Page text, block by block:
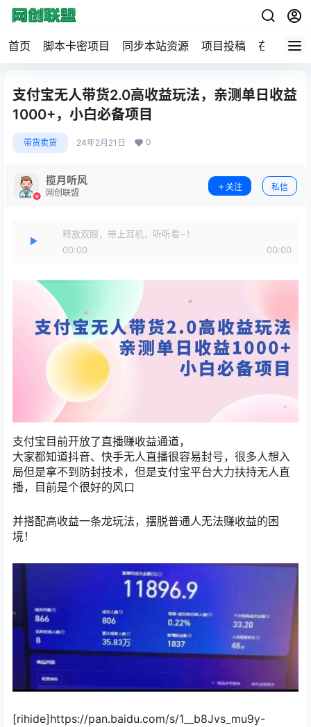
首页 脚本卡密项目 同步本站资源 项目投稿 在线工具
支付宝无人带货2.0高收益玩法，亲测单日收益
1000+，小白必备项目
带货卖货 24年2月21日 0
揽月听风
网创联盟
关注 私信
释放双眼，带上耳机，听听看~！
00:00
00:00
支付宝目前开放了直播赚收益通道，
大家都知道抖音、快手无人直播很容易封号，很多人想入
局但是拿不到防封技术，但是支付宝平台大力扶持无人直
播，目前是个很好的风口
并搭配高收益一条龙玩法，摆脱普通人无法赚收益的困
境！
[rihide]https://pan.baidu.com/s/1__b8Jvs_mu9y-